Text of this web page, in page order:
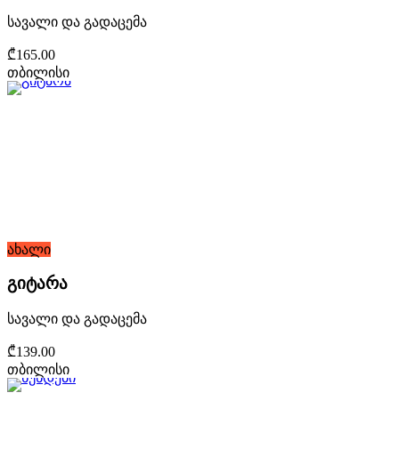
სავალი და გადაცემა
₾165.00
თბილისი
ახალი
გიტარა
სავალი და გადაცემა
₾139.00
თბილისი